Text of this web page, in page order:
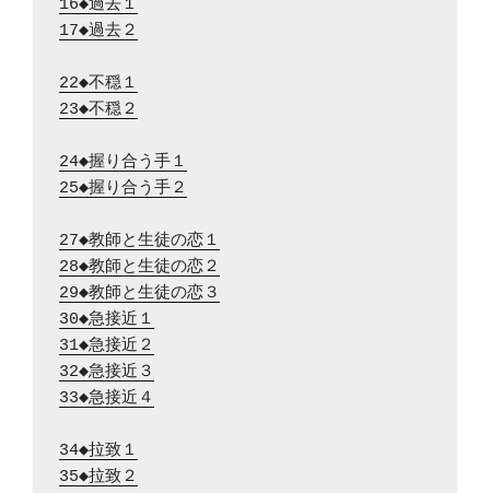
16◆過去１
17◆過去２
22◆不穏１
23◆不穏２
24◆握り合う手１
25◆握り合う手２
27◆教師と生徒の恋１
28◆教師と生徒の恋２
29◆教師と生徒の恋３
30◆急接近１
31◆急接近２
32◆急接近３
33◆急接近４
34◆拉致１
35◆拉致２